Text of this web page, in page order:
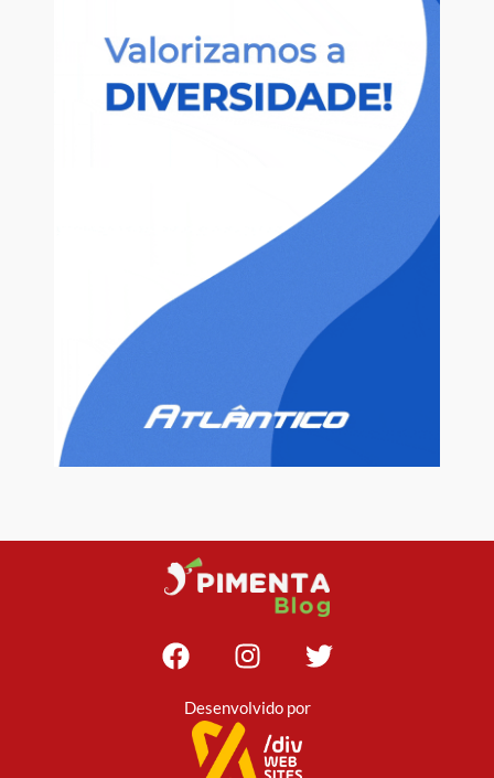
Desenvolvido por